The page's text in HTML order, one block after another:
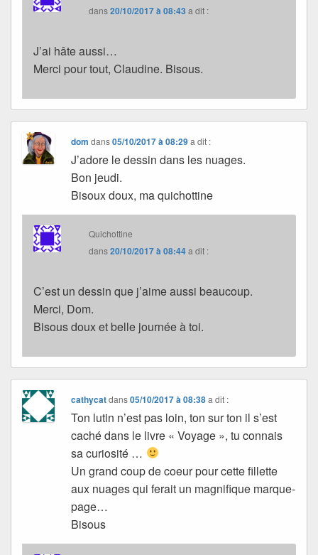
dans20/10/2017 à 08:43 a dit :
J’ai hâte aussi…
Merci pour tout, Claudine. Bisous.
dom dans05/10/2017 à 08:29 a dit :
J’adore le dessin dans les nuages.
Bon jeudi.
Bisoux doux, ma quichottine
Quichottine
dans20/10/2017 à 08:44a dit :
C’est un dessin que j’aime aussi beaucoup.
Merci, Dom.
Bisous doux et belle journée à toi.
cathycatdans05/10/2017 à 08:38 a dit :
Ton lutin n’est pas loin, ton sur ton il s’est
caché dans le livre « Voyage », tu connais
sa curiosité …
Un grand coup de coeur pour cette fillette
aux nuages qui ferait un magnifique marque-
page…
Bisous